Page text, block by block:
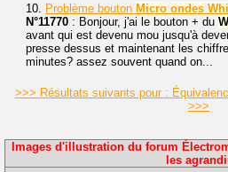
10. Problème bouton Micro ondes
N°11770 : Bonjour, j'ai le bouton + du
avant qui est devenu mou jusqu'à
presse dessus et maintenant les
minutes? assez souvent quand on...
>>> Résultats suivants pour :
>>>
Images d'illustration du forum
les